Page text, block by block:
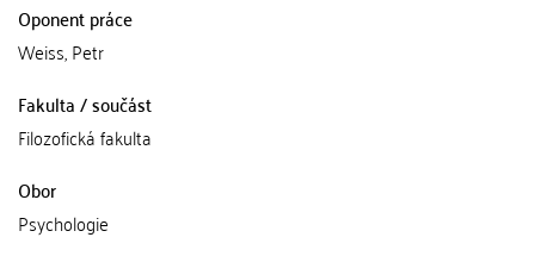
Oponent práce
Weiss, Petr
Fakulta / součást
Filozofická fakulta
Obor
Psychologie